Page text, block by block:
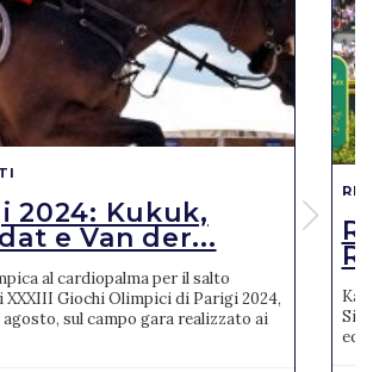
2024: Kukuk,
e Van der...
al cardiopalma per il salto
XXXIII Giochi Olimpici di Parigi 2024,
sul campo gara realizzato ai